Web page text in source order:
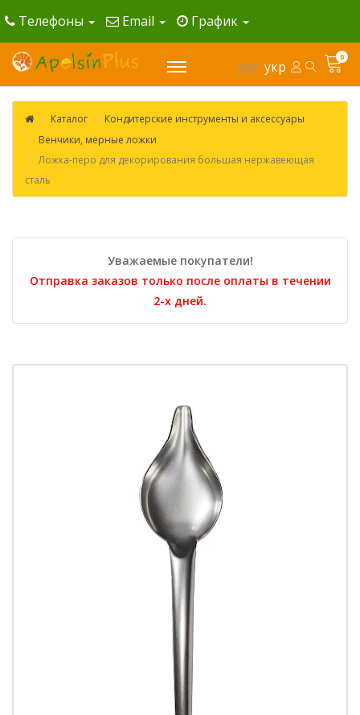
Телефоны Email График
рус укр
0
Каталог
Кондитерские инструменты и аксессуары
Венчики, мерные ложки
Ложка-перо для декорирования большая нержавеющая
сталь
Уважаемые покупатели!
Отправка заказов только после оплаты в течении
2-х дней.